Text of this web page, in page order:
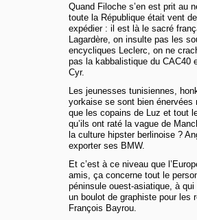
Quand Filoche s’en est prit au
toute la République était vent
expédier : il est là le sacré
Lagardère, on insulte pas les
encycliques Leclerc, on ne
pas la kabbalistique du CAC40
Cyr.
Les jeunesses tunisiennes,
yorkaise se sont bien
que les copains de Luz et tout
qu’ils ont raté la vague de
la culture hipster berlinoise ?
exporter ses BMW.
Et c’est à ce niveau que
amis, ça concerne tout le
péninsule ouest-asiatique, à
un boulot de graphiste pour les
François Bayrou.